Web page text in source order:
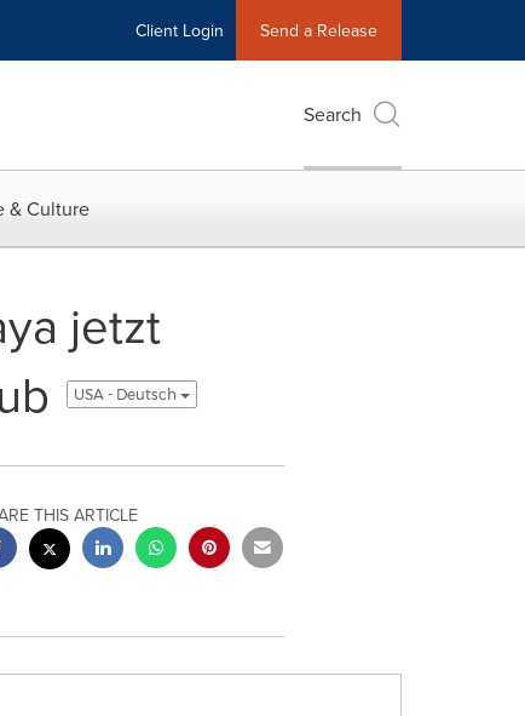
Client Login Send a Release
Search
& Culture
jetzt
USA - Deutsch
THIS ARTICLE